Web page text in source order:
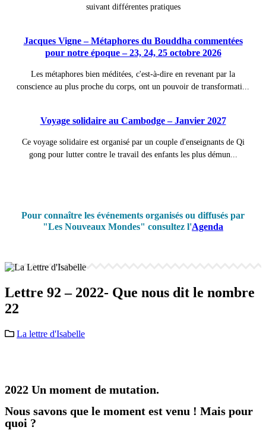
suivant différentes pratiques
Jacques Vigne – Métaphores du Bouddha commentées
pour notre époque – 23, 24, 25 octobre 2026
Les métaphores bien méditées, c'est-à-dire en revenant par la
conscience au plus proche du corps, ont un pouvoir de transformati...
Voyage solidaire au Cambodge – Janvier 2027
Ce voyage solidaire est organisé par un couple d'enseignants de Qi
gong pour lutter contre le travail des enfants les plus démun...
Pour connaître les événements organisés ou diffusés par
"Les Nouveaux Mondes" consultez l'Agenda
Lettre 92 – 2022- Que nous dit le nombre
22
La lettre d'Isabelle
2022 Un moment de mutation.
Nous savons que le moment est venu ! Mais pour
quoi ?